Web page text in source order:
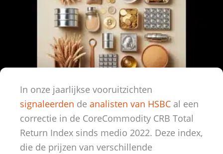
In onze jaarlijkse vooruitzichten
signaleerden de analisten van HSBC al een
correctie in de CoreCommodity CRB Total
Return Index sinds medio 2022. Deze index,
die de prijzen van verschillende